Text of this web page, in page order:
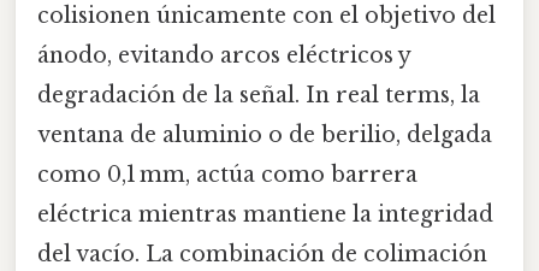
colisionen únicamente con el objetivo del
ánodo, evitando arcos eléctricos y
degradación de la señal. In real terms, la
ventana de aluminio o de berilio, delgada
como 0,1 mm, actúa como barrera
eléctrica mientras mantiene la integridad
del vacío. La combinación de colimación